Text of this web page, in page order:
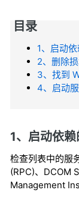
目录
1、启动
2、删除
3、找到
4、启动
1、启动依
检查列表中的服
(RPC)、DCOM
Management